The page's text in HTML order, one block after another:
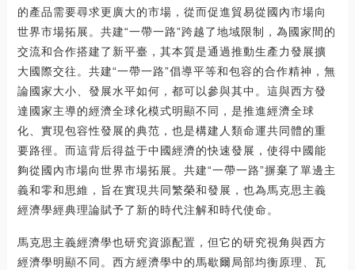
的產品需要尋求更廣大的市場，從而促進貿易從國內市場向
世界市場拓展。共建“一帶一路”跨越了地域限制，為國家間的
交流和合作搭建了新平臺，其本質是通過推動生產力發展擴
大國際交往。共建“一帶一路”倡導平等和包容的合作精神，無
論國家大小、發展水平如何，都可以參與其中。這與西方發
達國家主導的經濟全球化模式明顯不同，是推進經濟全球
化、實現包容性發展的典范，也是構建人類命運共同體的重
要路徑。而這背后得益于中國經濟的快速發展，使得中國能
夠從國內市場向世界市場拓展。共建“一帶一路”摒棄了單邊主
義和零和思維，旨在實現共同繁榮和發展，也為馬克思主義
經濟學經典理論賦予了新的時代注解和時代使命。
馬克思主義經濟學也研究資源配置，但它的研究視角與西方
經濟學明顯不同。西方經濟學中的馬歇爾局部均衡原理、瓦